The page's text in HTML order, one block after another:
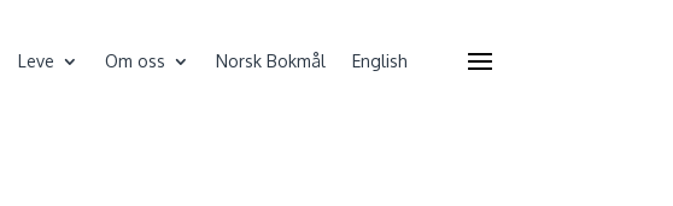
Leve Om oss Norsk Bokmål English